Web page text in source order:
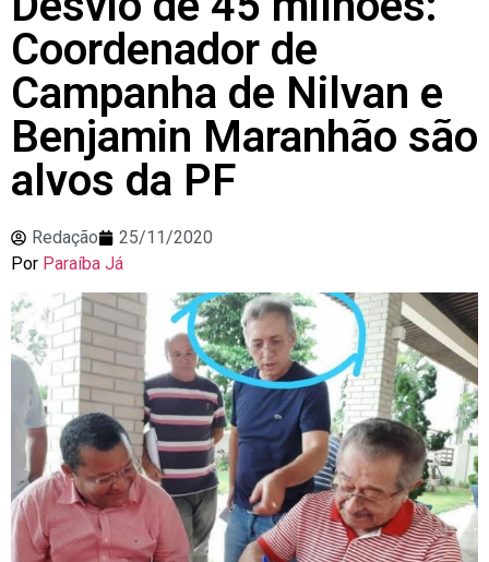
Coordenador de
Campanha de Nilvan e
Benjamin Maranhão são
alvos da PF
Redação
25/11/2020
Por Paraíba Já